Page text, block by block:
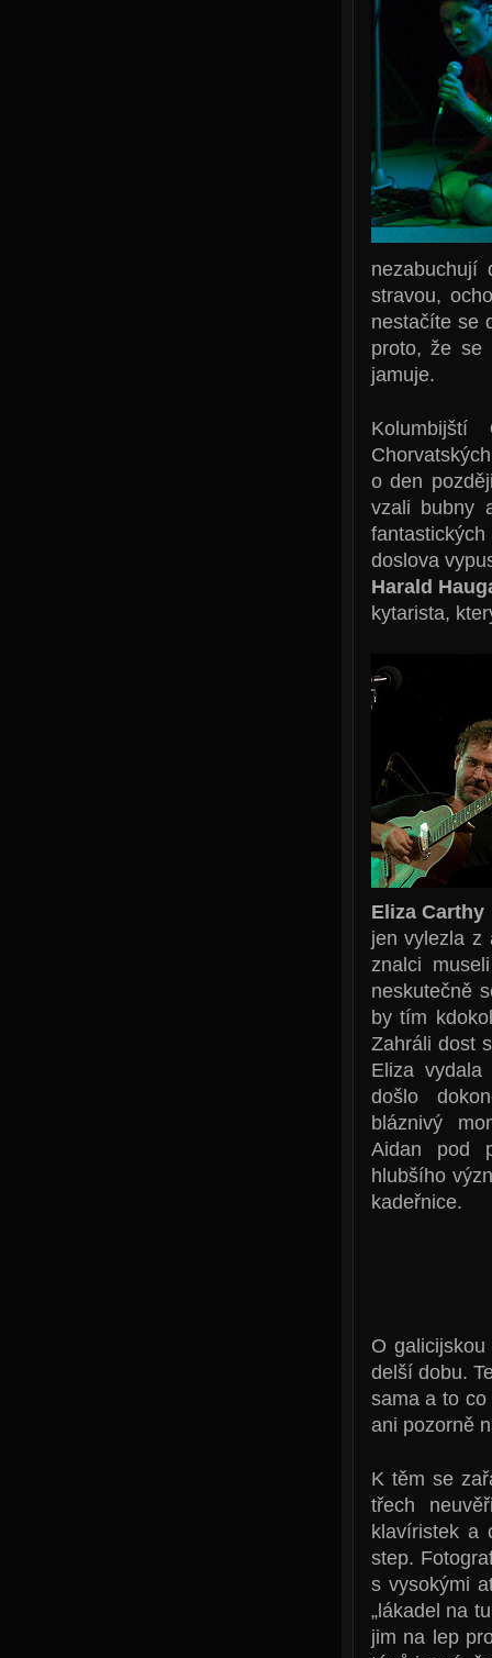
stravou,
nestačíte se
proto, že se
jamuje.
Kolumbijští
o den
vzali bubny
doslova
Harald
kytarista,
Eliza Carthy
jen vylezla z
znalci
neskutečně
by tím
Zahráli dost
Eliza
došlo
bláznivý
Aidan pod
hlubšího
kadeřnice.
O
delší dobu.
sama a to
ani pozorně
K těm se
třech
klavíristek a
step.
s vysokými
„lákadel na
jim na lep